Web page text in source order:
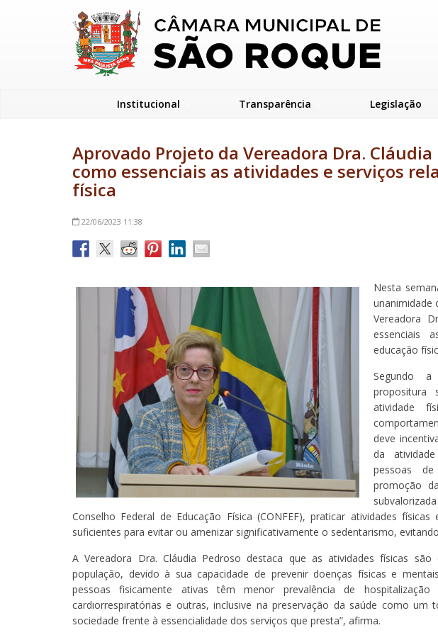
Institucional Transparência Legislação
Aprovado Projeto da Vereadora Dra.
como essenciais as atividades e serviços
física
22/06/2023 11:38
Nesta
unanimidade
Vereadora
essenciais
educação
Segundo
atividade
deve
da
pessoas
promoção
Conselho Federal de Educação Física (CONFEF), praticar atividades
suficientes para evitar ou amenizar significativamente o sedentarismo,
A Vereadora Dra. Cláudia Pedroso destaca que as atividades físicas
população, devido à sua capacidade de prevenir doenças físicas e
pessoas fisicamente ativas têm menor prevalência de
cardiorrespiratórias e outras, inclusive na preservação da saúde como um
sociedade frente à essencialidade dos serviços que presta”, afirma.